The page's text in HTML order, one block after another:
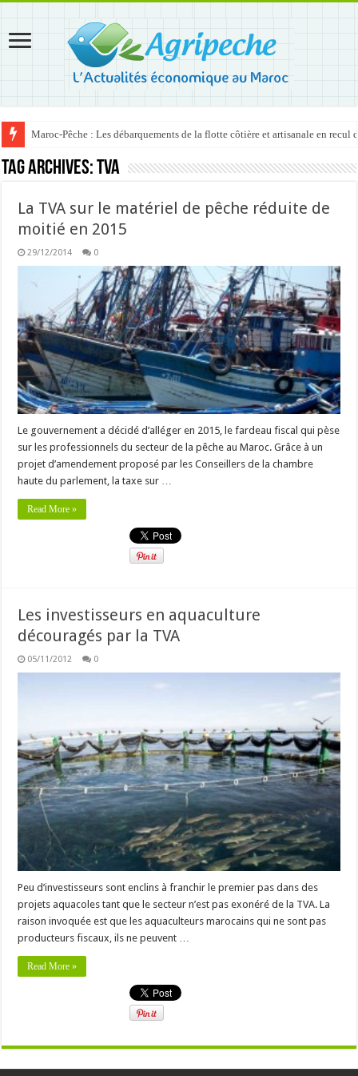
Maroc-Pêche : Les débarquements de la flotte côtière et artisanale en recul
Tag Archives:TVA
La TVA sur le matériel de pêche réduite de
moitié en 2015
29/12/2014 0
Le gouvernement a décidé d’alléger en 2015, le fardeau fiscal qui pèse
sur les professionnels du secteur de la pêche au Maroc. Grâce à un
projet d’amendement proposé par les Conseillers de la chambre
haute du parlement, la taxe sur …
Read More »
Les investisseurs en aquaculture
découragés par la TVA
05/11/2012 0
Peu d’investisseurs sont enclins à franchir le premier pas dans des
projets aquacoles tant que le secteur n’est pas exonéré de la TVA. La
raison invoquée est que les aquaculteurs marocains qui ne sont pas
producteurs fiscaux, ils ne peuvent …
Read More »